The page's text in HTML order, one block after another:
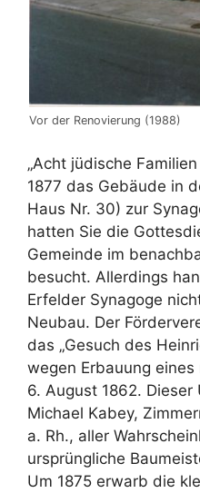
Vor der Renovierung (1988)
„Acht jüdische
1877 das Gebäude in
Haus Nr. 30) zur
hatten Sie die
Gemeinde im
besucht. Allerdings
Erfelder Synagoge
Neubau. Der
das „Gesuch des
wegen Erbauung eines
6. August 1862.
Michael Kabey,
a. Rh., aller
ursprüngliche
Um 1875 erwarb die